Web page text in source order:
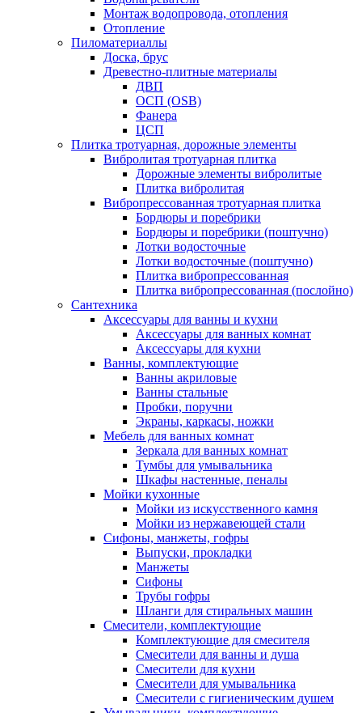
Монтаж водопровода, отопления
Отопление
Пиломатериаллы
Доска, брус
Древестно-плитные материалы
ДВП
ОСП (OSB)
Фанера
ЦСП
Плитка тротуарная, дорожные элементы
Вибролитая тротуарная плитка
Дорожные элементы вибролитые
Плитка вибролитая
Вибропрессованная тротуарная плитка
Бордюры и поребрики
Бордюры и поребрики (поштучно)
Лотки водосточные
Лотки водосточные (поштучно)
Плитка вибропрессованная
Плитка вибропрессованная (послойно)
Сантехника
Аксессуары для ванны и кухни
Аксессуары для ванных комнат
Аксессуары для кухни
Ванны, комплектующие
Ванны акриловые
Ванны стальные
Пробки, поручни
Экраны, каркасы, ножки
Мебель для ванных комнат
Зеркала для ванных комнат
Тумбы для умывальника
Шкафы настенные, пеналы
Мойки кухонные
Мойки из искусственного камня
Мойки из нержавеющей стали
Сифоны, манжеты, гофры
Выпуски, прокладки
Манжеты
Сифоны
Трубы гофры
Шланги для стиральных машин
Смесители, комплектующие
Комплектующие для смесителя
Смесители для ванны и душа
Смесители для кухни
Смесители для умывальника
Смесители с гигиеническим душем